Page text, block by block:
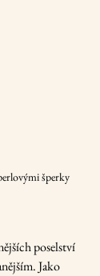
šperky
poselství
Jako